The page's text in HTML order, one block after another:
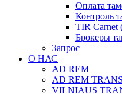
Оплата
Контроль
TIR
Брокеры
Запрос
О НАС
AD REM
AD REM
VILNIAUS